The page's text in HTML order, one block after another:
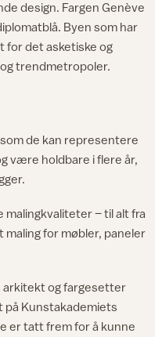
design. Fargen Genève
Byen som har
for det asketiske og
trendmetropoler.
de kan representere
være holdbare i flere år,
malingkvaliteter – til alt fra
for møbler, paneler
arkitekt og fargesetter
på Kunstakademiets
er tatt frem for å kunne